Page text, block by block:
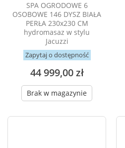
SPA OGRODOWE 6
OSOBOWE 146 DYSZ BIAŁA
PERŁA 230x230 CM
hydromasaz w stylu
Jacuzzi
Zapytaj o dostępność
44 999,00 zł
Brak w magazynie